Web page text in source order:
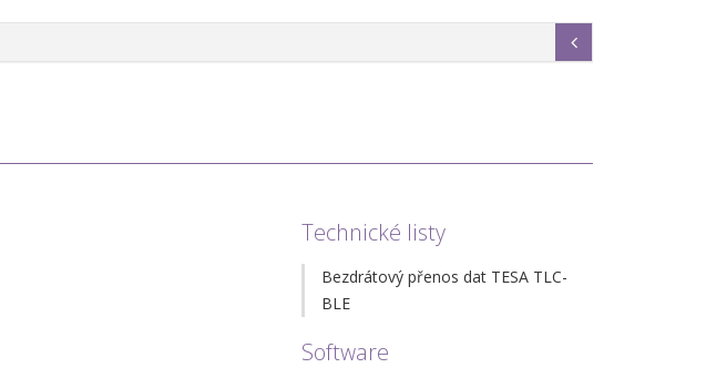
Technické listy
Bezdrátový přenos dat TESA TLC-
BLE
Software